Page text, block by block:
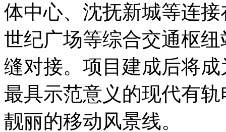
体中心、沈抚新城等连
世纪广场等综合交通枢
缝对接。项目建成后将
最具示范意义的现代有
靓丽的移动风景线。